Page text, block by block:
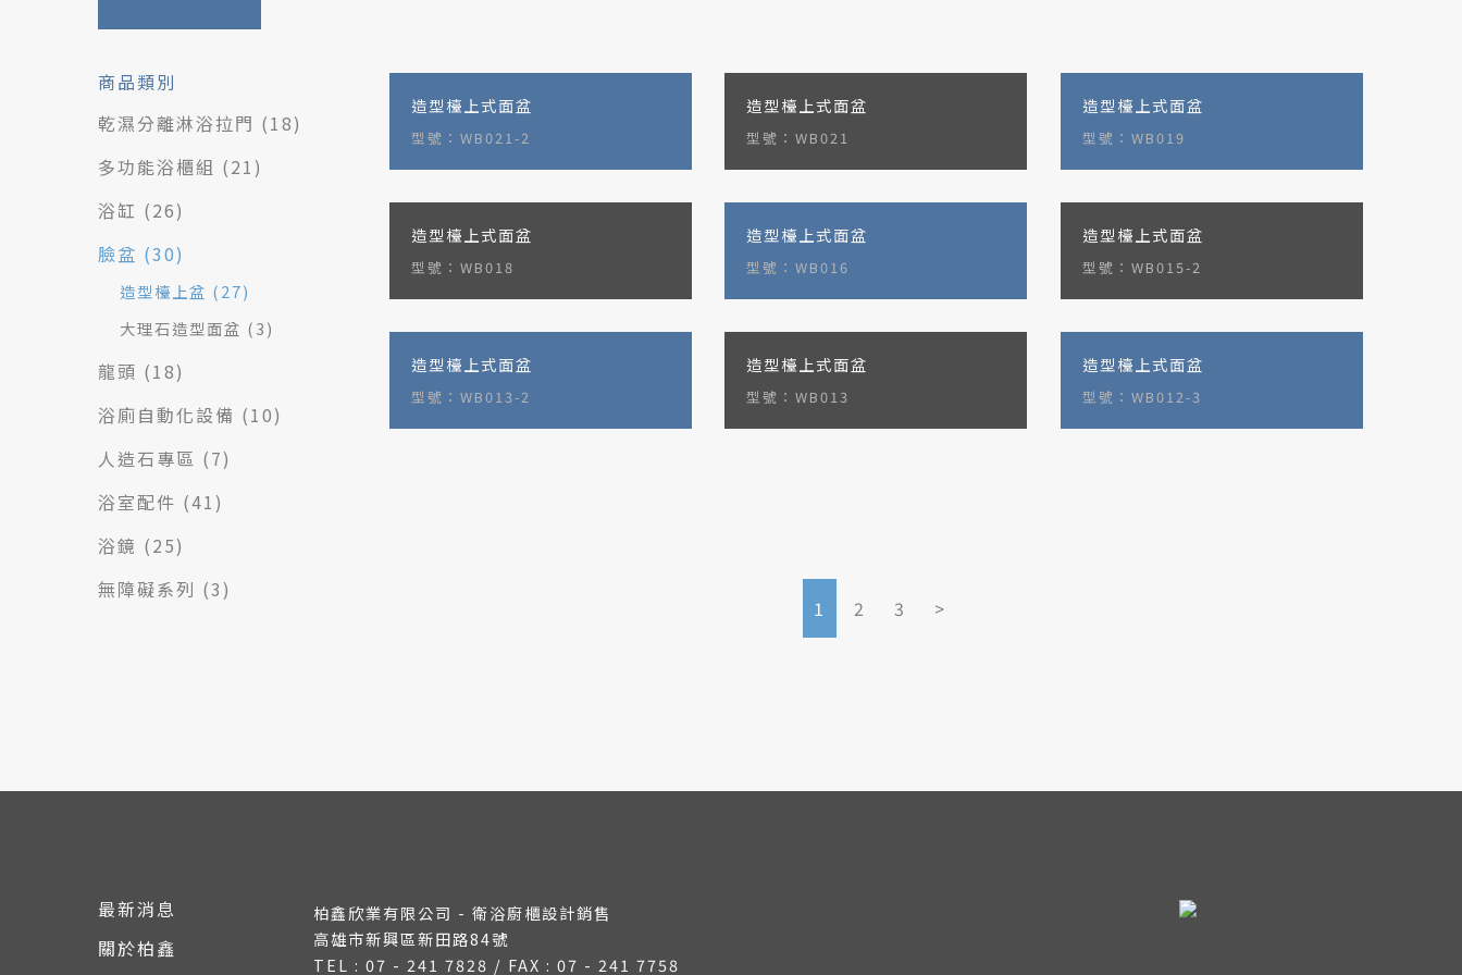
商品類別
乾濕分離淋浴拉門 (18)
多功能浴櫃組 (21)
浴缸 (26)
臉盆 (30)
造型檯上盆 (27)
大理石造型面盆 (3)
龍頭 (18)
浴廁自動化設備 (10)
人造石專區 (7)
浴室配件 (41)
浴鏡 (25)
無障礙系列 (3)
造型檯上式面盆
型號：WB021-2
造型檯上式面盆
型號：WB021
造型檯上式面盆
型號：WB019
造型檯上式面盆
型號：WB018
造型檯上式面盆
型號：WB016
造型檯上式面盆
型號：WB015-2
造型檯上式面盆
型號：WB013-2
造型檯上式面盆
型號：WB013
造型檯上式面盆
型號：WB012-3
1 2 3 >
最新消息
關於柏鑫
柏鑫欣業有限公司 - 衛浴廚櫃設計銷售
高雄市新興區新田路84號
TEL : 07 - 241 7828 / FAX : 07 - 241 7758